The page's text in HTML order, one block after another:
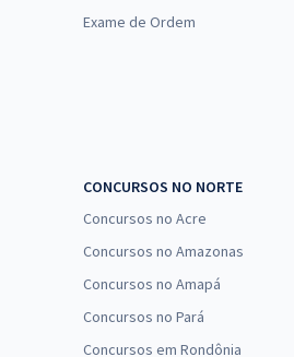
Exame de Ordem
CONCURSOS NO NORTE
Concursos no Acre
Concursos no Amazonas
Concursos no Amapá
Concursos no Pará
Concursos em Rondônia